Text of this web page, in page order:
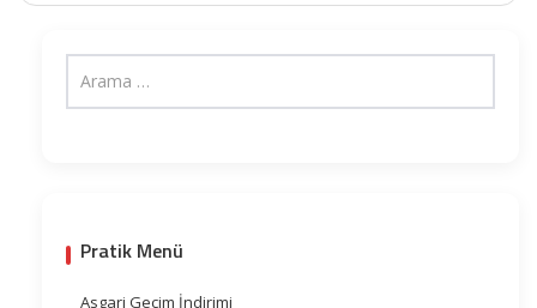
Pratik Menü
Asgari Geçim İndirimi